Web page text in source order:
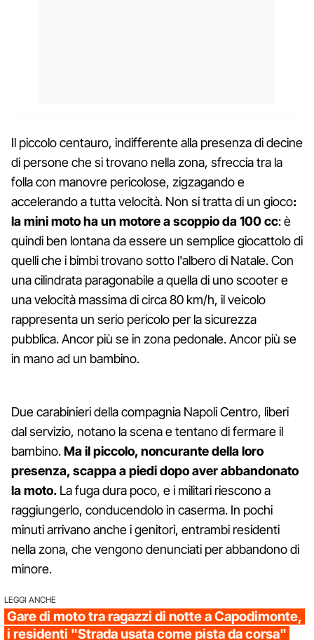
Il piccolo centauro, indifferente alla presenza di decine
di persone che si trovano nella zona, sfreccia tra la
folla con manovre pericolose, zigzagando e
accelerando a tutta velocità. Non si tratta di un gioco:
la mini moto ha un motore a scoppio da 100 cc: è
quindi ben lontana da essere un semplice giocattolo di
quelli che i bimbi trovano sotto l'albero di Natale. Con
una cilindrata paragonabile a quella di uno scooter e
una velocità massima di circa 80 km/h, il veicolo
rappresenta un serio pericolo per la sicurezza
pubblica. Ancor più se in zona pedonale. Ancor più se
in mano ad un bambino.
Due carabinieri della compagnia Napoli Centro, liberi
dal servizio, notano la scena e tentano di fermare il
bambino.Ma il piccolo, noncurante della loro
presenza, scappa a piedi dopo aver abbandonato
la moto. La fuga dura poco, e i militari riescono a
raggiungerlo, conducendolo in caserma. In pochi
minuti arrivano anche i genitori, entrambi residenti
nella zona, che vengono denunciati per abbandono di
minore.
LEGGI ANCHE
Gare di moto tra ragazzi di notte a Capodimonte,
i residenti "Strada usata come pista da corsa"